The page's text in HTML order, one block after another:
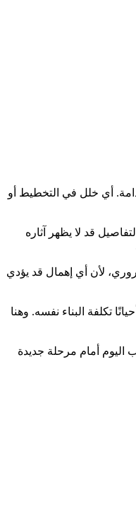
أي خلل في التخطيط أو
قد لا يظهر آثاره
لأن أي إهمال قد يؤدي
تكلفة البناء نفسه. وهنا
اليوم أمام مرحلة جديدة